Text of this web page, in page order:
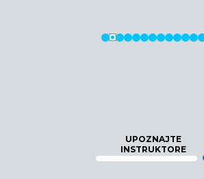
UPOZNAJTE
INSTRUKTORE